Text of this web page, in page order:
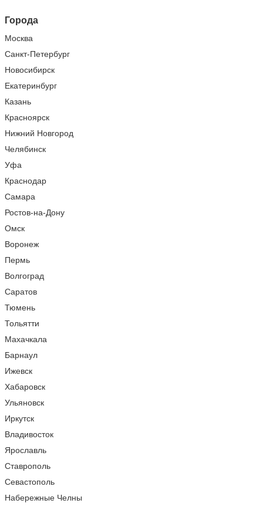
Города
Москва
Санкт-Петербург
Новосибирск
Екатеринбург
Казань
Красноярск
Нижний Новгород
Челябинск
Уфа
Краснодар
Самара
Ростов-на-Дону
Омск
Воронеж
Пермь
Волгоград
Саратов
Тюмень
Тольятти
Махачкала
Барнаул
Ижевск
Хабаровск
Ульяновск
Иркутск
Владивосток
Ярославль
Ставрополь
Севастополь
Набережные Челны